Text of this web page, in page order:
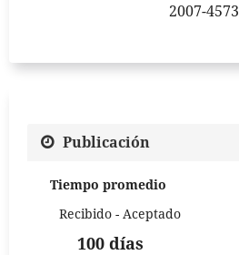
2007-4573
Publicación
Tiempo promedio
Recibido - Aceptado
100 días